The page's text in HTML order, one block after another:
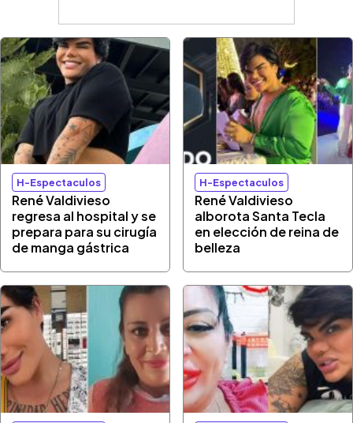
H-Espectaculos
René Valdivieso
regresa al hospital y se
prepara para su cirugía
de manga gástrica
H-Espectaculos
René Valdivieso
alborota Santa Tecla
en elección de reina de
belleza